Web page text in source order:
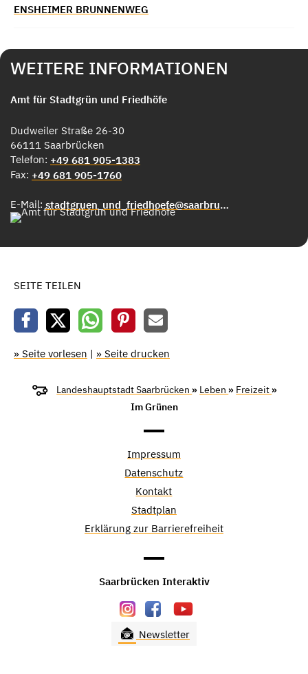
ENSHEIMER BRUNNENWEG
WEITERE INFORMATIONEN
Amt für Stadtgrün und Friedhöfe
Dudweiler Straße 26-30
66111 Saarbrücken
Telefon: +49 681 905-1383
Fax: +49 681 905-1760
E-Mail: stadtgruen_und_friedhoefe@saarbruecken.de
SEITE TEILEN
» Seite vorlesen | » Seite drucken
Landeshauptstadt Saarbrücken » Leben » Freizeit »
Im Grünen
Impressum
Datenschutz
Kontakt
Stadtplan
Erklärung zur Barrierefreiheit
Saarbrücken Interaktiv
Newsletter